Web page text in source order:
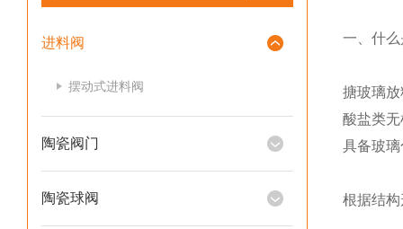
进料阀
摆动式进料阀
陶瓷阀门
陶瓷球阀
一、什
搪玻璃
酸盐类
具备玻
根据结